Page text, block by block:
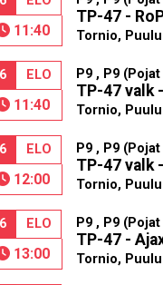
11:40
TP-47 -
Tornio,
ELO
11:40
P9 , P9 (Pojat
TP-47 valk
Tornio,
ELO
12:00
P9 , P9 (Pojat
TP-47 valk
Tornio,
ELO
13:00
P9 , P9 (Pojat
TP-47 -
Tornio,